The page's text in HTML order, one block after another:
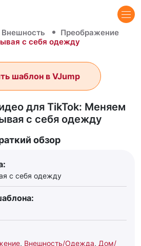
Внешность
Преображение
с себя одежду
для TikTok: Меняем
с себя одежду
шаблон в VJump
обзор
с себя одежду
, Внешность/Одежда, Дом/